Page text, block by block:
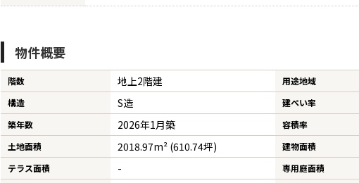
物件概要
階数 地上2階建 用途地域
構造 S造 建ぺい率
築年数 2026年1月築 容積率
土地面積 2018.97m² (610.74坪) 建物面積
テラス面積 - 専用庭面積